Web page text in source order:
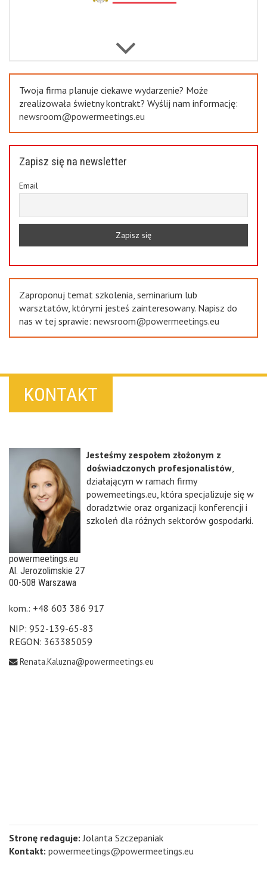
Twoja firma planuje ciekawe wydarzenie? Może
zrealizowała świetny kontrakt? Wyślij nam informację:
newsroom@powermeetings.eu
Zapisz się na newsletter
Email
Zaproponuj temat szkolenia, seminarium lub
warsztatów, którymi jesteś zainteresowany. Napisz do
nas w tej sprawie: newsroom@powermeetings.eu
KONTAKT
Jesteśmy zespołem złożonym z
doświadczonych profesjonalistów
działającym w ramach firmy
powemeetings.eu, która specjalizuje się w
doradztwie oraz organizacji konferencji i
szkoleń dla różnych sektorów gospodarki.
powermeetings.eu
Al. Jerozolimskie 27
00-508 Warszawa
kom.: +48 603 386 917
NIP: 952-139-65-83
REGON: 363385059
Renata.Kaluzna@powermeetings.eu
Stronę redaguje: Jolanta Szczepaniak
Kontakt: powermeetings@powermeetings.eu